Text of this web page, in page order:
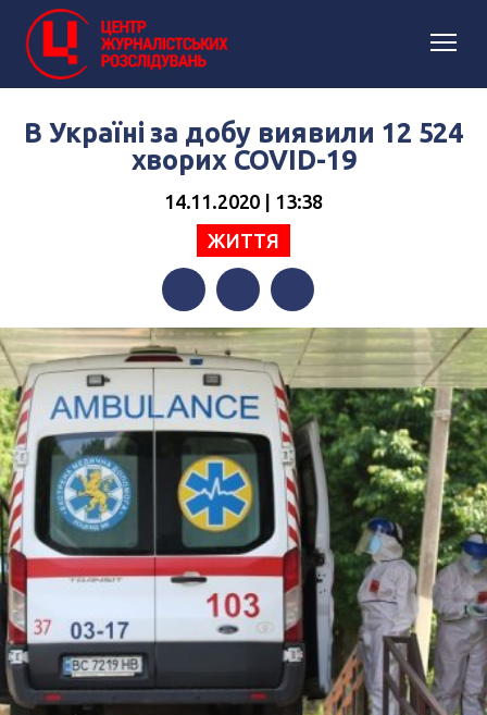
В Україні за добу виявили 12 524
хворих COVID-19
14.11.2020 | 13:38
ЖИТТЯ
FacebookTwitterTelegram